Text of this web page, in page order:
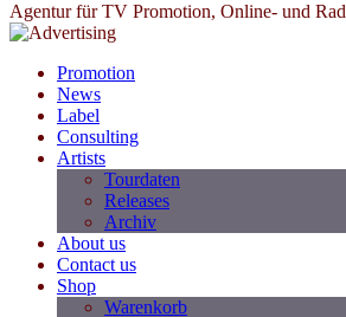
Agentur für TV Promotion, Online- und
Promotion
News
Label
Consulting
Artists
Tourdaten
Releases
Archiv
About us
Contact us
Shop
Warenkorb